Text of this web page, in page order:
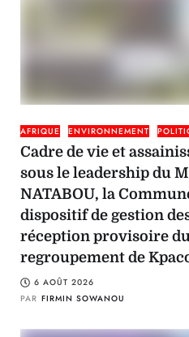
AFRIQUE ENVIRONNEMENT
Cadre de vie et
sous le leadership du
NATABOU, la
dispositif de gestion
réception provisoire
regroupement de
6 AOÛT 2026
PAR FIRMIN SOWANOU